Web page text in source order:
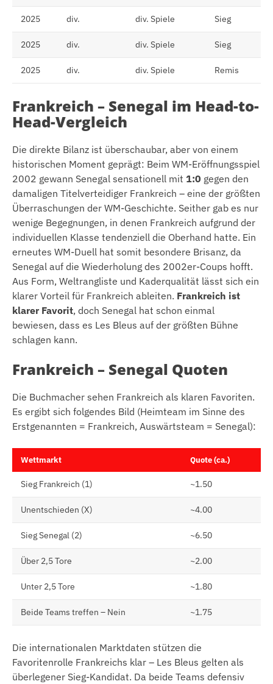
2025 div. div. Spiele Sieg
2025 div. div. Spiele Sieg
2025 div. div. Spiele Remis
Frankreich – Senegal im Head-to-
Head-Vergleich
Die direkte Bilanz ist überschaubar, aber von einem
historischen Moment geprägt: Beim WM-Eröffnungsspiel
2002 gewann Senegal sensationell mit 1:0 gegen den
damaligen Titelverteidiger Frankreich – eine der größten
Überraschungen der WM-Geschichte. Seither gab es nur
wenige Begegnungen, in denen Frankreich aufgrund der
individuellen Klasse tendenziell die Oberhand hatte. Ein
erneutes WM-Duell hat somit besondere Brisanz, da
Senegal auf die Wiederholung des 2002er-Coups hofft.
Aus Form, Weltrangliste und Kaderqualität lässt sich ein
klarer Vorteil für Frankreich ableiten. Frankreich ist
klarer Favorit, doch Senegal hat schon einmal
bewiesen, dass es Les Bleus auf der größten Bühne
schlagen kann.
Frankreich – Senegal Quoten
Die Buchmacher sehen Frankreich als klaren Favoriten.
Es ergibt sich folgendes Bild (Heimteam im Sinne des
Erstgenannten = Frankreich, Auswärtsteam = Senegal):
Wettmarkt Quote (ca.)
Sieg Frankreich (1) ~1.50
Unentschieden (X) ~4.00
Sieg Senegal (2) ~6.50
Über 2,5 Tore ~2.00
Unter 2,5 Tore ~1.80
Beide Teams treffen – Nein ~1.75
Die internationalen Marktdaten stützen die
Favoritenrolle Frankreichs klar – Les Bleus gelten als
überlegener Sieg-Kandidat. Da beide Teams defensiv